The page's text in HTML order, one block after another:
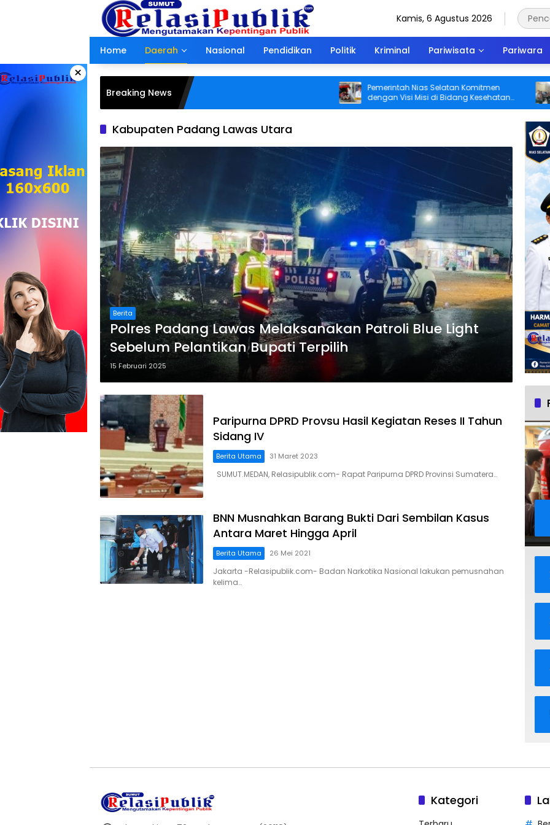
Kamis, 6 Agustus 2026
Home Daerah Nasional Pendidikan Politik Kriminal Pariwisata Pariwara
×
Breaking News
Pemerintah Nias Selatan Komitmen
dengan Visi Misi di Bidang Kesehatan
untuk Rakyat Guna Ciptakan Manusia
Kabupaten Padang Lawas Utara
Berita
Polres Padang Lawas Melaksanakan Patroli Blue Light
Sebelum Pelantikan Bupati Terpilih
15 Februari 2025
Paripurna DPRD Provsu Hasil Kegiatan Reses II Tahun
Sidang IV
Berita Utama 31 Maret 2023
SUMUT.MEDAN, Relasipublik.com- Rapat Paripurna DPRD Provinsi Sumatera…
BNN Musnahkan Barang Bukti Dari Sembilan Kasus
Antara Maret Hingga April
Berita Utama 26 Mei 2021
Jakarta -Relasipublik.com- Badan Narkotika Nasional lakukan pemusnahan
kelima…
Kategori